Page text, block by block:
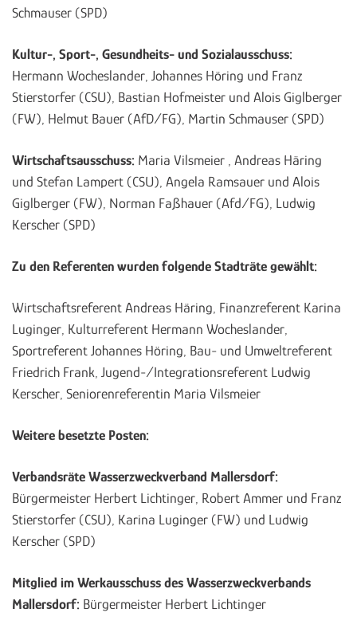
Schmauser (SPD)
Kultur-, Sport-, Gesundheits- und Sozialausschuss:
Hermann Wocheslander, Johannes Höring und Franz
Stierstorfer (CSU), Bastian Hofmeister und Alois Giglberger
(FW), Helmut Bauer (AfD/FG), Martin Schmauser (SPD)
Wirtschaftsausschuss: Maria Vilsmeier , Andreas Häring
und Stefan Lampert (CSU), Angela Ramsauer und Alois
Giglberger (FW), Norman Faßhauer (Afd/FG), Ludwig
Kerscher (SPD)
Zu den Referenten wurden folgende Stadträte gewählt:
Wirtschaftsreferent Andreas Häring, Finanzreferent Karina
Luginger, Kulturreferent Hermann Wocheslander,
Sportreferent Johannes Höring, Bau- und Umweltreferent
Friedrich Frank, Jugend-/Integrationsreferent Ludwig
Kerscher, Seniorenreferentin Maria Vilsmeier
Weitere besetzte Posten:
Verbandsräte Wasserzweckverband Mallersdorf:
Bürgermeister Herbert Lichtinger, Robert Ammer und Franz
Stierstorfer (CSU), Karina Luginger (FW) und Ludwig
Kerscher (SPD)
Mitglied im Werkausschuss des Wasserzweckverbands
Mallersdorf: Bürgermeister Herbert Lichtinger